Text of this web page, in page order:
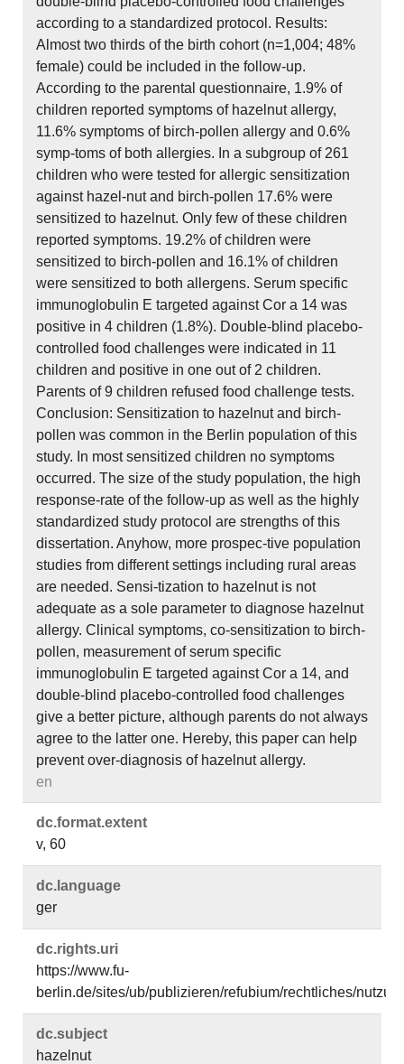
according to a standardized protocol. Results:
Almost two thirds of the birth cohort (n=1,004; 48%
female) could be included in the follow-up.
According to the parental questionnaire, 1.9% of
children reported symptoms of hazelnut allergy,
11.6% symptoms of birch-pollen allergy and 0.6%
symp-toms of both allergies. In a subgroup of 261
children who were tested for allergic sensitization
against hazel-nut and birch-pollen 17.6% were
sensitized to hazelnut. Only few of these children
reported symptoms. 19.2% of children were
sensitized to birch-pollen and 16.1% of children
were sensitized to both allergens. Serum specific
immunoglobulin E targeted against Cor a 14 was
positive in 4 children (1.8%). Double-blind placebo-
controlled food challenges were indicated in 11
children and positive in one out of 2 children.
Parents of 9 children refused food challenge tests.
Conclusion: Sensitization to hazelnut and birch-
pollen was common in the Berlin population of this
study. In most sensitized children no symptoms
occurred. The size of the study population, the high
response-rate of the follow-up as well as the highly
standardized study protocol are strengths of this
dissertation. Anyhow, more prospec-tive population
studies from different settings including rural areas
are needed. Sensi-tization to hazelnut is not
adequate as a sole parameter to diagnose hazelnut
allergy. Clinical symptoms, co-sensitization to birch-
pollen, measurement of serum specific
immunoglobulin E targeted against Cor a 14, and
double-blind placebo-controlled food challenges
give a better picture, although parents do not always
agree to the latter one. Hereby, this paper can help
prevent over-diagnosis of hazelnut allergy.
en
dc.​format.​extent
v, 60
dc.​language
ger
dc.​rights.​uri
https://www.fu-
berlin.de/sites/ub/publizieren/refubium/rechtliches/
dc.​subject
hazelnut